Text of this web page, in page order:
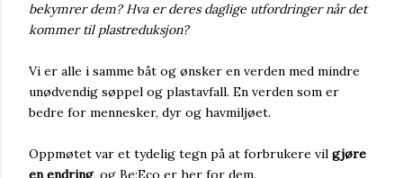
bekymrer dem? Hva er deres daglige utfordringer når det
kommer til plastreduksjon?
Vi er alle i samme båt og ønsker en verden med mindre
unødvendig søppel og plastavfall. En verden som er
bedre for mennesker, dyr og havmiljøet.
Oppmøtet var et tydelig tegn på at forbrukere vil gjøre
en endring, og Be:Eco er her for dem.